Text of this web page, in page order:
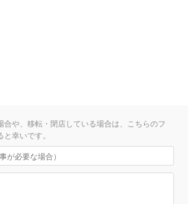
合や、移転・閉店している場合は、こちらのフ
幸いです。